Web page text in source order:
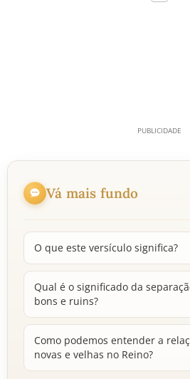
Vá mais fundo
O que este versículo significa?
Qual é o significado da
bons e ruins?
Como podemos entender a
novas e velhas no Reino?